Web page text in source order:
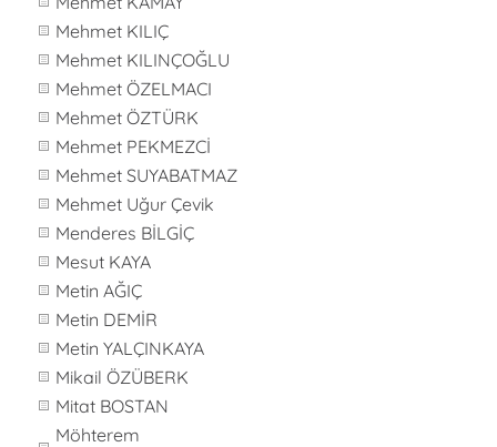
Mehmet KILIÇ
Mehmet KILINÇOĞLU
Mehmet ÖZELMACI
Mehmet ÖZTÜRK
Mehmet PEKMEZCİ
Mehmet SUYABATMAZ
Mehmet Uğur Çevik
Menderes BİLGİÇ
Mesut KAYA
Metin AĞIÇ
Metin DEMİR
Metin YALÇINKAYA
Mikail ÖZÜBERK
Mitat BOSTAN
Möhterem